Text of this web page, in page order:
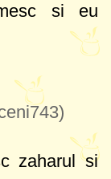
si eu
zaharul si